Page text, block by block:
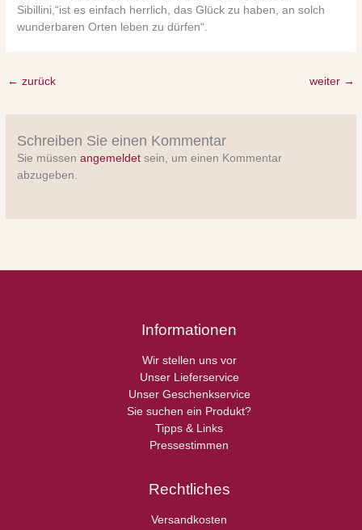
Sibillini,“ist es einfach herrlich, das Glück zu haben, an solch
wunderbaren Orten leben zu dürfen“.
← zurück weiter →
Schreiben Sie einen Kommentar
Sie müssenangemeldet sein, um einen Kommentar
abzugeben.
Informationen
Wir stellen uns vor
Unser Lieferservice
Unser Geschenkservice
Sie suchen ein Produkt?
Tipps & Links
Pressestimmen
Rechtliches
Versandkosten